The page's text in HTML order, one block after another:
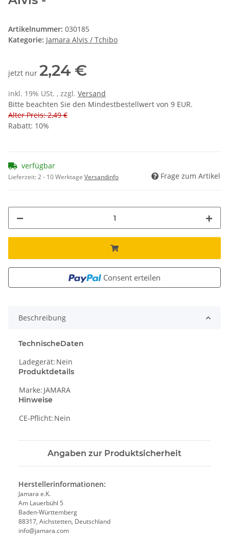
Artikelnummer: 030185
Kategorie: Jamara Alvis / Tchibo
jetzt nur 2,24 €
inkl. 19% USt. , zzgl. Versand
Bitte beachten Sie den Mindestbestellwert von 9 EUR.
Alter Preis: 2,49 €
Rabatt: 10%
verfügbar
Lieferzeit:2 - 10 Werktage Versandinfo Frage zum Artikel
Consent erteilen
Beschreibung
TechnischeDaten
Ladegerät: Nein
Produktdetails
Marke: JAMARA
Hinweise
CE-Pflicht: Nein
Angaben zur Produktsicherheit
Herstellerinformationen:
Jamara e.K.
Am Lauerbühl 5
Baden-Württemberg
88317, Aichstetten, Deutschland
info@jamara.com